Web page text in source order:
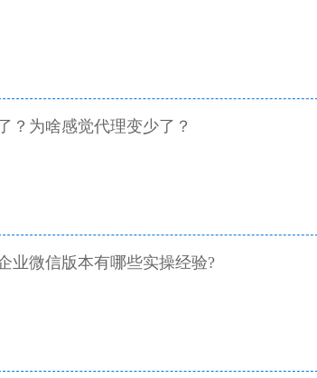
？为啥感觉代理变少了？
业微信版本有哪些实操经验?